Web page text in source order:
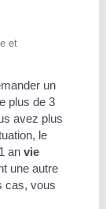
et
un
plus de 3
avez plus
le
an vie
une autre
cas, vous